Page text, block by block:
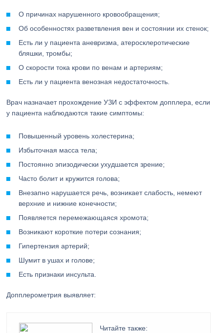
О причинах нарушенного кровообращения;
Об особенностях разветвления вен и состоянии их стенок;
Есть ли у пациента аневризма, атеросклеротические
бляшки, тромбы;
О скорости тока крови по венам и артериям;
Есть ли у пациента венозная недостаточность.
Врач назначает прохождение УЗИ с эффектом допплера, если
у пациента наблюдаются такие симптомы:
Повышенный уровень холестерина;
Избыточная масса тела;
Постоянно эпизодически ухудшается зрение;
Часто болит и кружится голова;
Внезапно нарушается речь, возникает слабость, немеют
верхние и нижние конечности;
Появляется перемежающаяся хромота;
Возникают короткие потери сознания;
Гипертензия артерий;
Шумит в ушах и голове;
Есть признаки инсульта.
Допплерометрия выявляет:
Читайте также: